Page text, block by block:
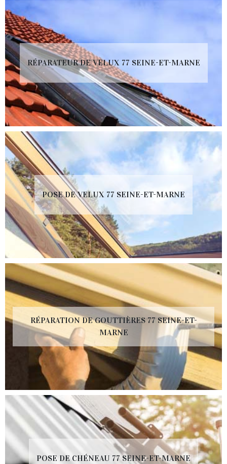
RÉPARATEUR DE VELUX 77 SEINE-ET-MARNE
POSE DE VELUX 77 SEINE-ET-MARNE
RÉPARATION DE GOUTTIÈRES 77 SEINE-ET-
MARNE
POSE DE CHÉNEAU 77 SEINE-ET-MARNE